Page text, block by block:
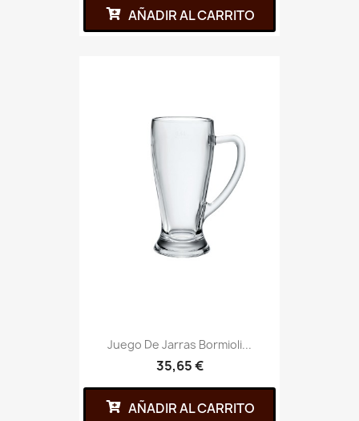
AÑADIR AL CARRITO
Juego De Jarras Bormioli...
35,65 €
AÑADIR AL CARRITO